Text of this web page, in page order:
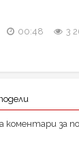
00:48 3
коментари за